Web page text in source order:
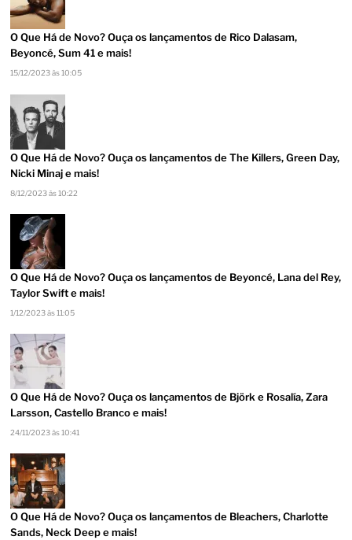
O Que Há de Novo? Ouça os lançamentos de Rico Dalasam,
Beyoncé, Sum 41 e mais!
15/12/2023 às 10:05
O Que Há de Novo? Ouça os lançamentos de The Killers, Green Day,
Nicki Minaj e mais!
8/12/2023 às 10:22
O Que Há de Novo? Ouça os lançamentos de Beyoncé, Lana del Rey,
Taylor Swift e mais!
1/12/2023 às 11:05
O Que Há de Novo? Ouça os lançamentos de Björk e Rosalía, Zara
Larsson, Castello Branco e mais!
24/11/2023 às 10:41
O Que Há de Novo? Ouça os lançamentos de Bleachers, Charlotte
Sands, Neck Deep e mais!